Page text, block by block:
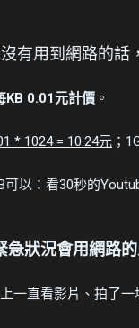
有用到網路的話
KB 0.01元計價 。
* 1024 = 10.24元 ；
可以：看30秒的
急狀況會用網路
一直看影片、拍了